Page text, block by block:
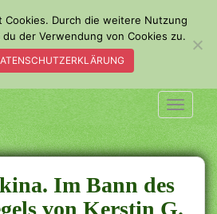
Im Bann des
von Kerstin G.
Cookies. Durch die weitere Nutzung
der Verwendung von Cookies zu.